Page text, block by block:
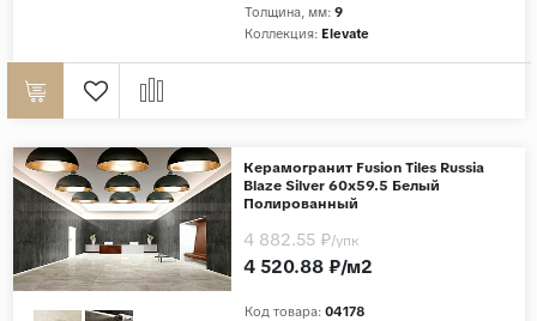
Толщина, мм: 9
Коллекция: Elevate
Керамогранит Fusion Tiles Russia
Blaze Silver 60x59.5 Белый
Полированный
Код товара: 04178
4 520.88 ₽/м2
4 882.55 ₽/упк